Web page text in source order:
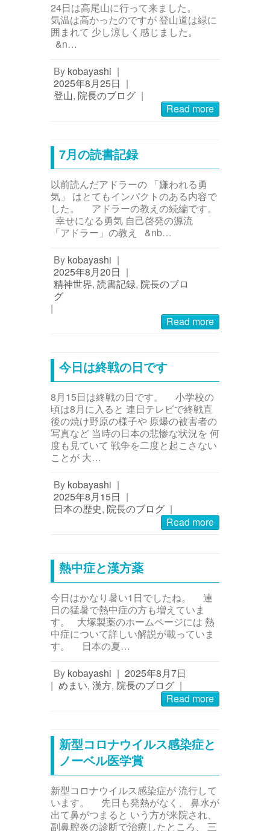
24日は高尾山に行って来ました。
気温は高かったのですが 登山道は緑に
囲まれて 少し涼しく感じました。
&n…
By kobayashi |
2025年8月25日 |
登山, 院長のブログ |
Read more
7月の読書記録
以前読んだアドラーの 「嫌われる勇
気」 はとてもインパクトのある内容で
した。 アドラーの教えの続編です。
幸せになる勇気 自己啓発の源流
「アドラー」の教え &nb…
By kobayashi |
2025年8月20日 |
精神世界, 読書記録, 院長のブロ
グ
|
Read more
今日は終戦の日です
8月15日は終戦の日です。 小学校の
頃は8月に入ると 連日テレビで終戦直
後の焼け野原の様子や 原爆の被害者の
写真など 当時の日本の悲惨な状況を 何
度も見ていて 戦争を二度と起こさない
ことが 大…
By kobayashi |
2025年8月15日 |
日本の歴史, 院長のブログ |
Read more
熱中症と漢方薬
今日はかなり暑い1日でしたね。 連
日の猛暑で熱中症の方も増えていま
す。 大塚製薬のホームページには 熱
中症について詳しい解説が載っていま
す。 日本の夏…
By kobayashi | 2025年8月7日
| めまい, 漢方, 院長のブログ |
Read more
新型コロナウイルス感染症と
ノーベル医学賞
新型コロナウイルス感染症が 流行して
います。 先日も発熱がなく、 鼻水が
出て鼻がつまると いう方が来院され、
副鼻腔炎の診断で治療したところ、 三